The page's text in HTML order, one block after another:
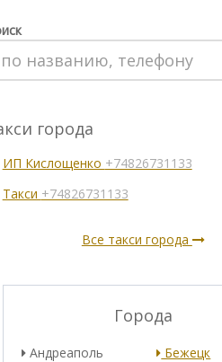
города
ИП Кислощенко +74826731133
Такси +74826731133
Все такси города
Города
Андреаполь
Бежецк